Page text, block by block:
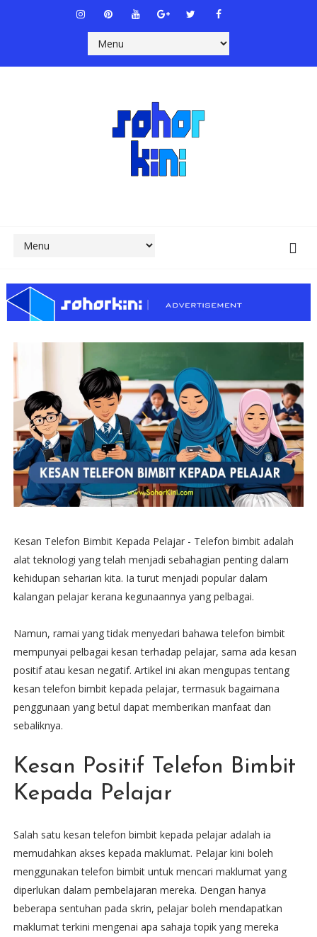
Kesan Telefon Bimbit Kepada Pelajar - Telefon bimbit adalah
alat teknologi yang telah menjadi sebahagian penting dalam
kehidupan seharian kita. Ia turut menjadi popular dalam
kalangan pelajar kerana kegunaannya yang pelbagai.
Namun, ramai yang tidak menyedari bahawa telefon bimbit
mempunyai pelbagai kesan terhadap pelajar, sama ada kesan
positif atau kesan negatif. Artikel ini akan mengupas tentang
kesan telefon bimbit kepada pelajar, termasuk bagaimana
penggunaan yang betul dapat memberikan manfaat dan
sebaliknya.
Kesan Positif Telefon Bimbit
Kepada Pelajar
Salah satu kesan telefon bimbit kepada pelajar adalah ia
memudahkan akses kepada maklumat. Pelajar kini boleh
menggunakan telefon bimbit untuk mencari maklumat yang
diperlukan dalam pembelajaran mereka. Dengan hanya
beberapa sentuhan pada skrin, pelajar boleh mendapatkan
maklumat terkini mengenai apa sahaja topik yang mereka